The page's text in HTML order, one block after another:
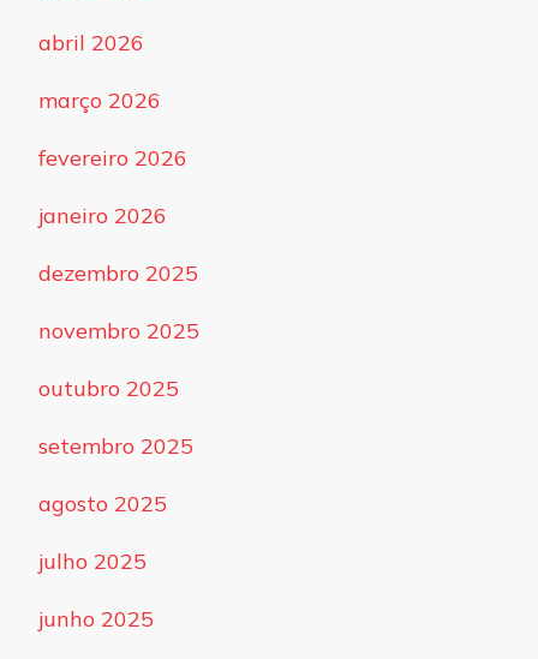
abril 2026
março 2026
fevereiro 2026
janeiro 2026
dezembro 2025
novembro 2025
outubro 2025
setembro 2025
agosto 2025
julho 2025
junho 2025